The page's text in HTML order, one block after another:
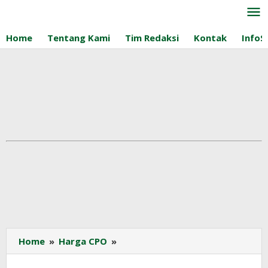
konten
Home Tentang Kami Tim Redaksi Kontak
Home » Harga CPO »
CPO